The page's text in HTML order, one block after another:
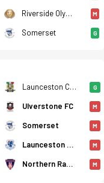
Riverside Olympic FC 2 M
Somerset G
Launceston City FC 2 G
Ulverstone FC M
Somerset M
Launceston United SC 2 M
Northern Rangers M